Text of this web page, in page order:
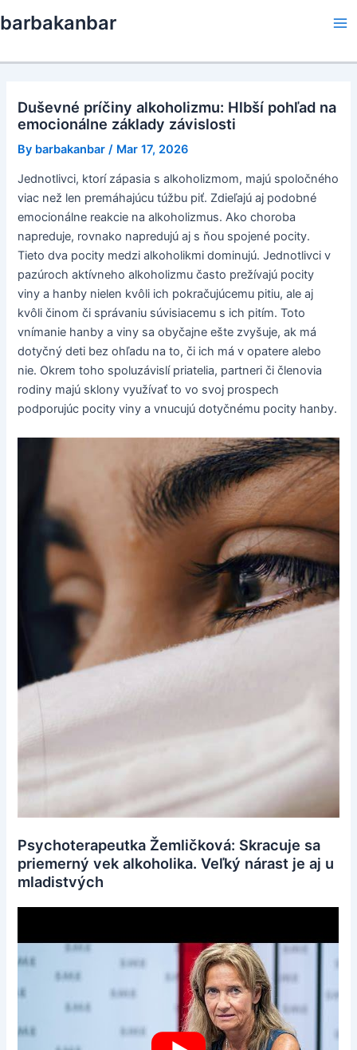
to
barbakanbar
Duševné príčiny alkoholizmu: Hlbší pohľad na
emocionálne základy závislosti
By barbakanbar / Mar 17, 2026
Jednotlivci, ktorí zápasia s alkoholizmom, majú spoločného
viac než len premáhajúcu túžbu piť. Zdieľajú aj podobné
emocionálne reakcie na alkoholizmus. Ako choroba
napreduje, rovnako napredujú aj s ňou spojené pocity.
Tieto dva pocity medzi alkoholikmi dominujú. Jednotlivci v
pazúroch aktívneho alkoholizmu často prežívajú pocity
viny a hanby nielen kvôli ich pokračujúcemu pitiu, ale aj
kvôli činom či správaniu súvisiacemu s ich pitím. Toto
vnímanie hanby a viny sa obyčajne ešte zvyšuje, ak má
dotyčný deti bez ohľadu na to, či ich má v opatere alebo
nie. Okrem toho spoluzávislí priatelia, partneri či členovia
rodiny majú sklony využívať to vo svoj prospech
podporujúc pocity viny a vnucujú dotyčnému pocity hanby.
Psychoterapeutka Žemličková: Skracuje sa
priemerný vek alkoholika. Veľký nárast je aj u
mladistvých